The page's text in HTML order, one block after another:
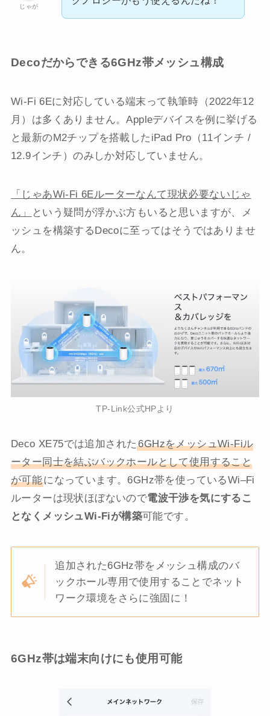
じゃが
Decoだからできる6GHz帯メッシュ構成
Wi-Fi 6Eに対応している端末って執筆時（2022年12
月）は多くありません。Appleデバイスを例に挙げる
と最新のM2チップを搭載したiPad Pro（11インチ /
12.9インチ）のみしか対応していません。
「じゃあWi-Fi 6Eルーターなんて現状必要ないじゃ
ん」
という疑問が浮かぶ方もいると思いますが、メ
ッシュを構築するDecoに至ってはそうではありませ
ん。
TP-Link公式HPより
Deco XE75では追加された6GHzをメッシュWi-Fiル
ーター同士を結ぶバックホールとして使用すること
が可能になっています。6GHz帯を使っているWi–Fi
ルーターは現状ほぼないので電波干渉を気にするこ
となくメッシュWi-Fiが構築可能です。
追加された6GHz帯をメッシュ構成のバ
ックホール専用で使用することでネット
ワーク環境をさらに強固に！
6GHz帯は端末向けにも使用可能